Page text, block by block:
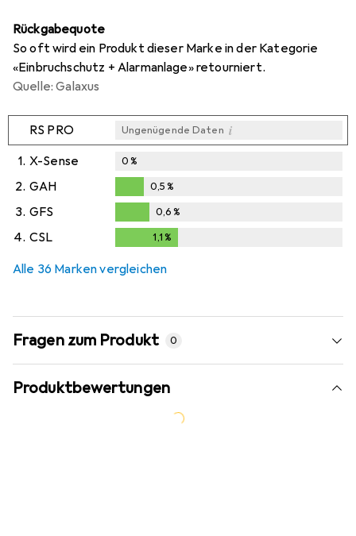
Rückgabequote
So oft wird ein Produkt dieser Marke in der Kategorie
«Einbruchschutz + Alarmanlage» retourniert.
Quelle: Galaxus
RS PRO Ungenügende Daten i
1. X-Sense 0%
2. GAH
0,5%
0,5%
3. GFS
0,6%
0,6%
4. CSL 1,1 %
Alle 36 Marken vergleichen
Fragen zum Produkt 0
Produktbewertungen